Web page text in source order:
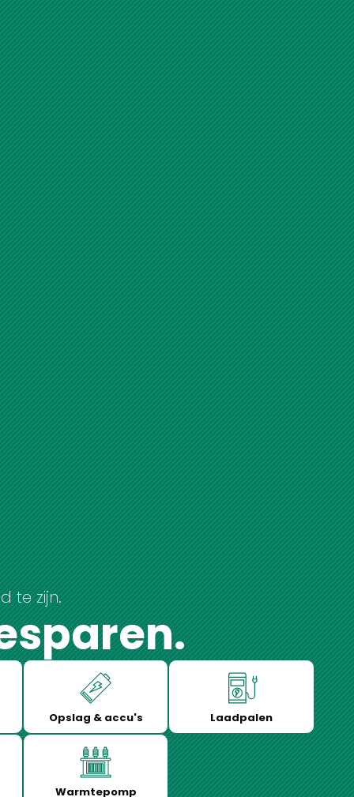
te zijn.
Opslag & accu's Laadpalen
Warmtepomp